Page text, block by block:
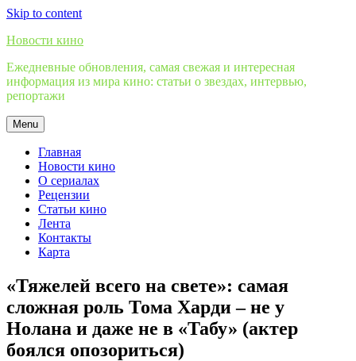
Skip to content
Новости кино
Ежедневные обновления, самая свежая и интересная
информация из мира кино: статьи о звездах, интервью,
репортажи
Menu
Главная
Новости кино
О сериалах
Рецензии
Статьи кино
Лента
Контакты
Карта
«Тяжелей всего на свете»: самая
сложная роль Тома Харди – не у
Нолана и даже не в «Табу» (актер
боялся опозориться)